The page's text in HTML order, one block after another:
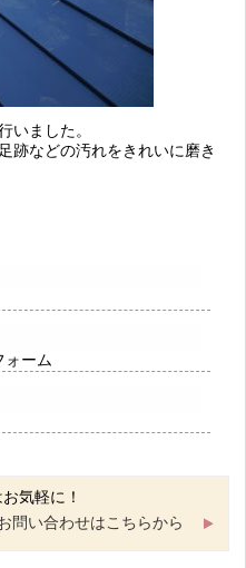
いました。
跡などの汚れをきれいに磨き
ォーム
気軽に！
問い合わせはこちらから